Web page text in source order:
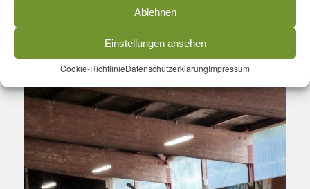
Ablehnen
Einstellungen ansehen
Cookie-RichtlinieDatenschutzerklärungImpressum